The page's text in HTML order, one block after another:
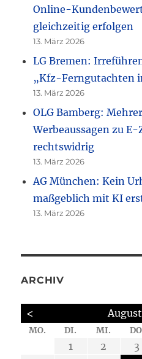
Online-
gleichzeitig erfolgen
13. März 2026
LG Bremen:
„Kfz-Ferngutachten
13. März 2026
OLG Bamberg:
Werbeaussagen zu
rechtswidrig
13. März 2026
AG München: Kein
maßgeblich mit KI
13. März 2026
ARCHIV
<
MO. DI. MI.
1 2 3